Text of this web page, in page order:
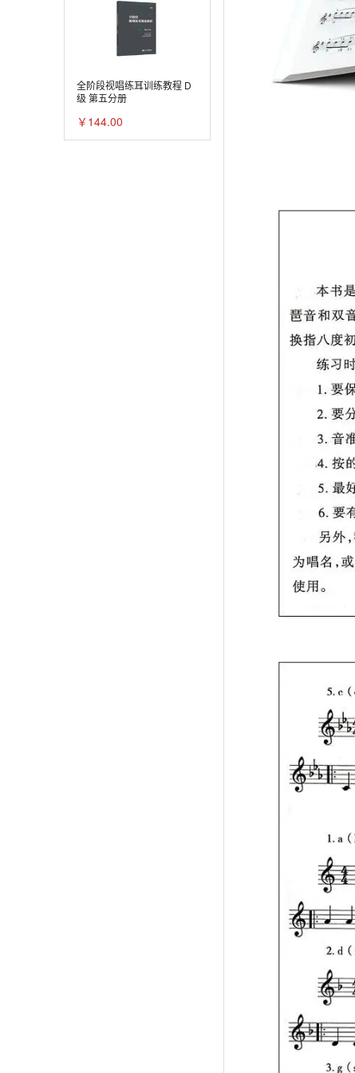
全阶段视唱练耳训练教程 D
级 第五分册
￥144.00